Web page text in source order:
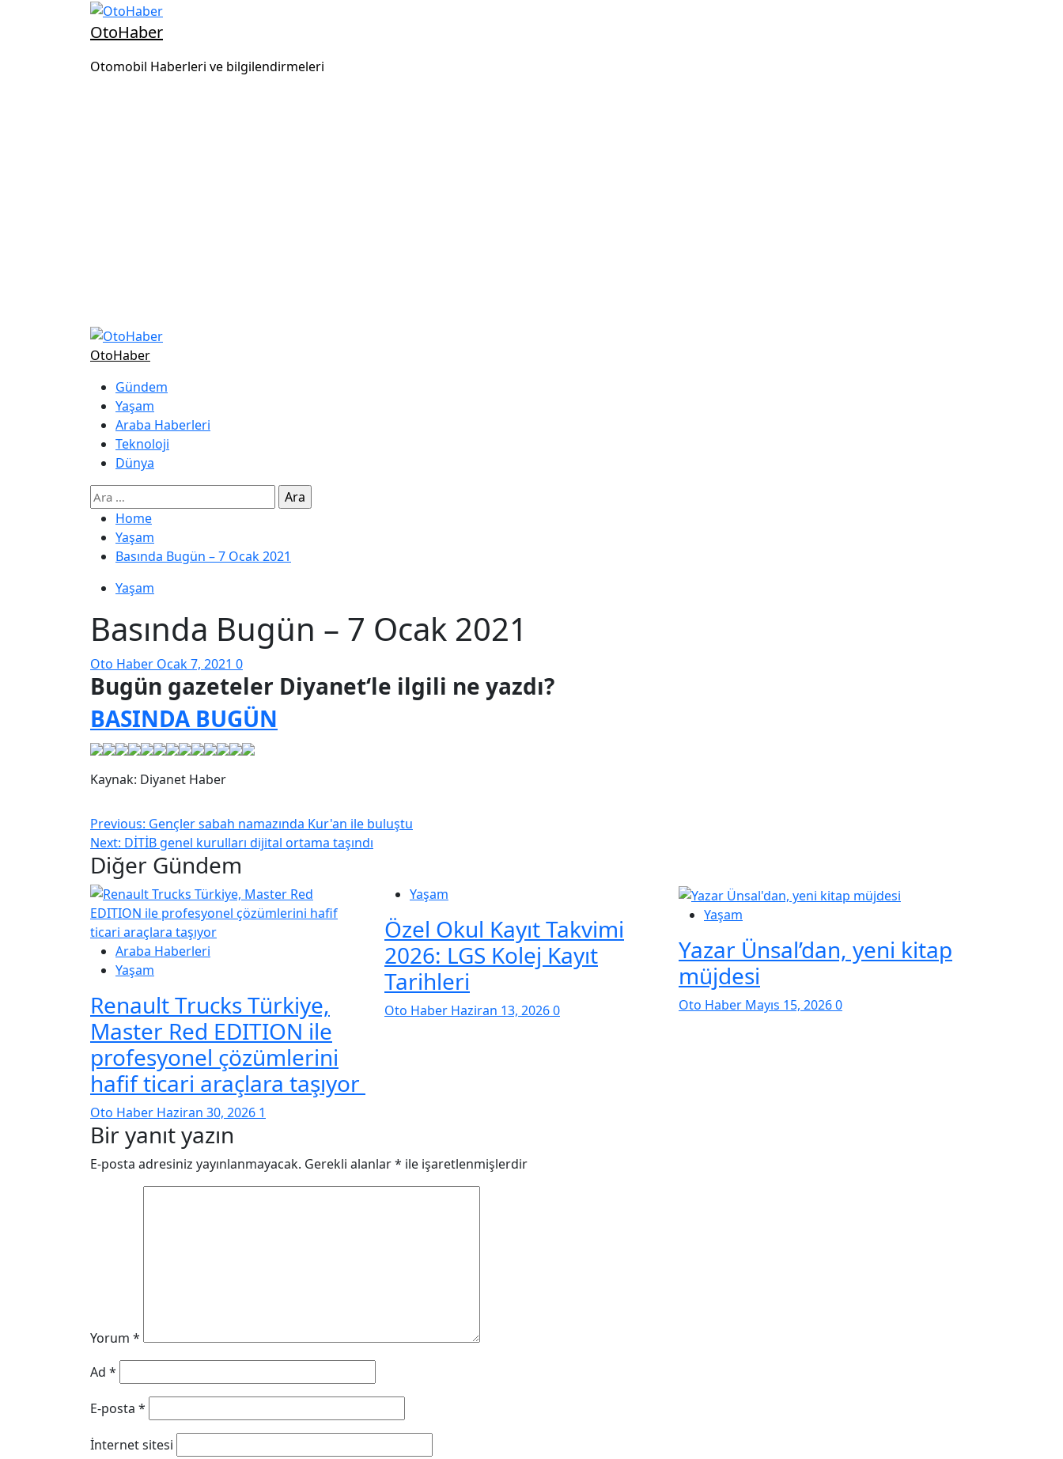
OtoHaber
Otomobil Haberleri ve bilgilendirmeleri
OtoHaber
Gündem
Yaşam
Araba Haberleri
Teknoloji
Dünya
Home
Yaşam
Basında Bugün – 7 Ocak 2021
Yaşam
Basında Bugün – 7 Ocak 2021
Oto Haber Ocak 7, 2021 0
Bugün gazeteler Diyanet‘le ilgili ne yazdı?
BASINDA BUGÜN
Kaynak: Diyanet Haber
Previous: Gençler sabah namazında Kur'an ile buluştu
Next: DİTİB genel kurulları dijital ortama taşındı
Diğer Gündem
Araba Haberleri
Yaşam
Renault Trucks Türkiye,
Master Red EDITION ile
profesyonel çözümlerini
hafif ticari araçlara taşıyor
Oto Haber Haziran 30, 2026 1
Yaşam
Özel Okul Kayıt Takvimi
2026: LGS Kolej Kayıt
Tarihleri
Oto Haber Haziran 13, 20260
Yaşam
Yazar Ünsal’dan, yeni kitap
müjdesi
Oto Haber Mayıs 15, 20260
Bir yanıt yazın
E-posta adresiniz yayınlanmayacak. Gerekli alanlar* ile işaretlenmişlerdir
Yorum *
Ad *
E-posta *
İnternet sitesi